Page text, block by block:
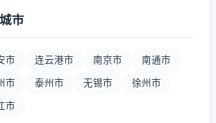
市
市 连云港市 南京市 南通市
市 泰州市 无锡市 徐州市
市